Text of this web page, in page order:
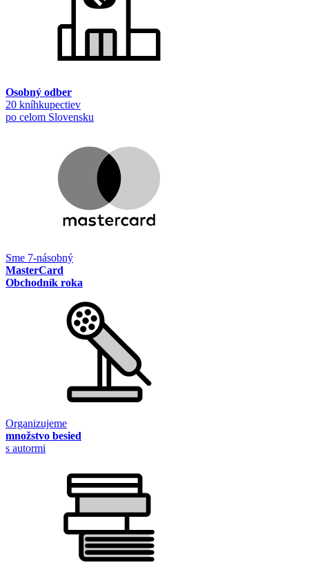
Osobný odber
20 kníhkupectiev
po celom Slovensku
Sme 7-násobný
MasterCard
Obchodník roka
Organizujeme
množstvo besied
s autormi